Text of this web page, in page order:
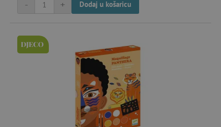
+
- Dodaj u košaricu
DJECO